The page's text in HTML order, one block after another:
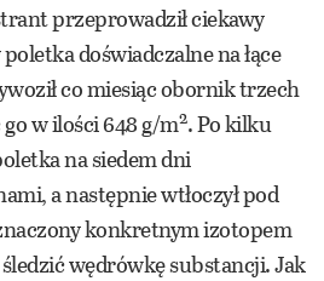
przeprowadził ciekawy
doświadczalne na łące
co miesiąc obornik trzech
w ilości 648 g/m2. Po kilku
na siedem dni
a następnie wtłoczył pod
konkretnym izotopem
wędrówkę substancji. Jak